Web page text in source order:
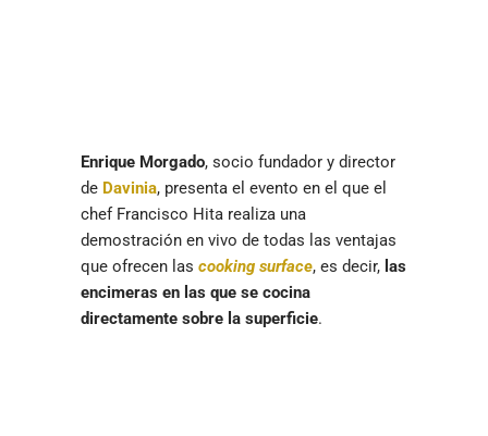
Enrique Morgado, socio fundador y director
de Davinia, presenta el evento en el que el
chef Francisco Hita realiza una
demostración en vivo de todas las ventajas
que ofrecen las cooking surface, es decir, las
encimeras en las que se cocina
directamente sobre la superficie.